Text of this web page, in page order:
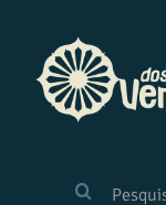
conteúdo
RESULTADOS